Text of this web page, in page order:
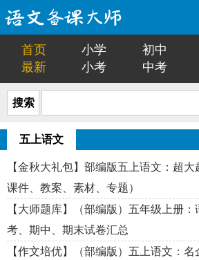
首页 小学 初中
最新
小考 中考
搜索
五上语文
【金秋大礼包】部编版五上语文：超
课件、教案、素材、专题）
【大师题库】（部编版）五年级上册
考、期中、期末试卷汇总
【作文培优】（部编版）五上语文：